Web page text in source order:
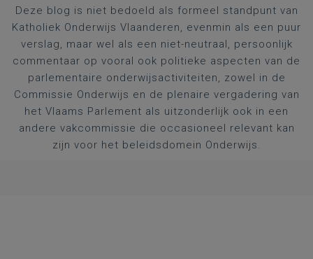
Deze blog is niet bedoeld als formeel standpunt van
Katholiek Onderwijs Vlaanderen, evenmin als een puur
verslag, maar wel als een niet-neutraal, persoonlijk
commentaar op vooral ook politieke aspecten van de
parlementaire onderwijsactiviteiten, zowel in de
Commissie Onderwijs en de plenaire vergadering van
het Vlaams Parlement als uitzonderlijk ook in een
andere vakcommissie die occasioneel relevant kan
zijn voor het beleidsdomein Onderwijs.